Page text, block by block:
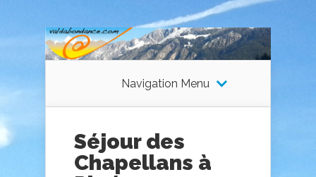
Navigation Menu
Séjour des
Chapellans à